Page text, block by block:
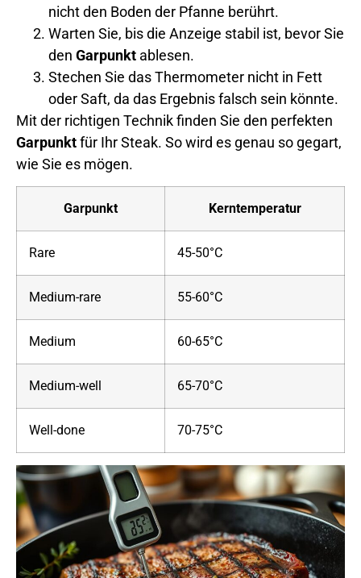
nicht den Boden der Pfanne berührt.
Warten Sie, bis die Anzeige stabil ist, bevor Sie
den Garpunkt ablesen.
Stechen Sie das Thermometer nicht in Fett
oder Saft, da das Ergebnis falsch sein könnte.
Mit der richtigen Technik finden Sie den perfekten
Garpunktfür Ihr Steak. So wird es genau so gegart,
wie Sie es mögen.
Garpunkt Kerntemperatur
Rare 45-50°C
Medium-rare 55-60°C
Medium 60-65°C
Medium-well 65-70°C
Well-done 70-75°C